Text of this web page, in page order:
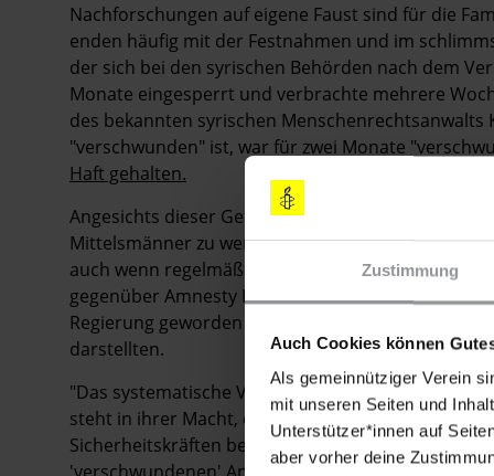
Zustimmung
Auch Cookies können
Als gemeinnütziger Verein
mit unseren Seiten und
Unterstützer*innen auf
aber vorher deine
Nachforschungen auf eigene Faust sind für die
enden häufig mit der Festnahmen und im
der sich bei den syrischen Behörden nach dem
Monate eingesperrt und verbrachte mehrere
des bekannten syrischen Menschenrechtsanwalts
"verschwunden" ist, war für zwei Monate
Haft gehalten.
Angesichts dieser Gefahren sehen die
Mittelsmänner zu wenden, um Nachforschungen
auch wenn regelmäßig falsche Informationen
gegenüber Amnesty International, dass die
Regierung geworden seien und eine zunehmend
darstellten.
"Das systematische Verschwindenlassen ist Teil
steht in ihrer Macht, dem Leid von Tausenden ein
Sicherheitskräften befehlen, das